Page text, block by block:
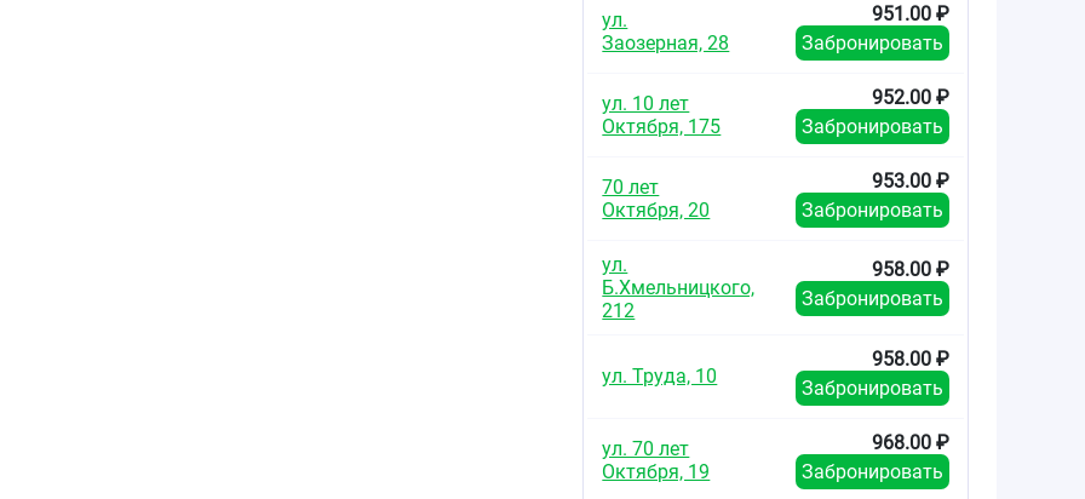
ул.
Заозерная, 28
951.00 ₽
Забронировать
ул. 10 лет
Октября, 175
952.00 ₽
Забронировать
70 лет
Октября, 20
953.00 ₽
Забронировать
ул.
Б.Хмельницкого,
212
958.00 ₽
Забронировать
ул. Труда, 10
958.00 ₽
Забронировать
ул. 70 лет
Октября, 19
968.00 ₽
Забронировать